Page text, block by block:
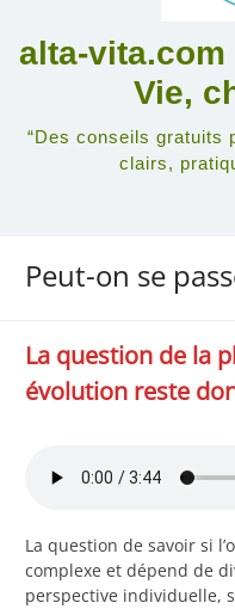
alta-vita.com
Vie,
“Des conseils gratuits
clairs,
Peut-on se
La question de la
évolution reste
La question de savoir si
complexe et dépend de
perspective individuelle,